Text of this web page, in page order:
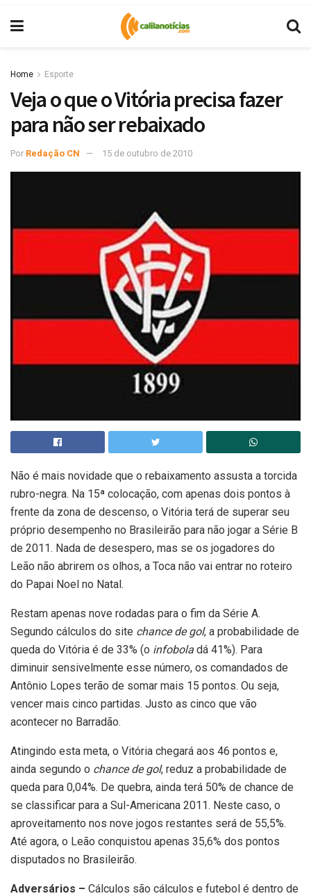
Home Esporte
Veja o que o Vitória precisa fazer
para não ser rebaixado
Por Redação CN 15 de outubro de 2010
Não é mais novidade que o rebaixamento assusta a torcida
rubro-negra. Na 15ª colocação, com apenas dois pontos à
frente da zona de descenso, o Vitória terá de superar seu
próprio desempenho no Brasileirão para não jogar a Série B
de 2011. Nada de desespero, mas se os jogadores do
Leão não abrirem os olhos, a Toca não vai entrar no roteiro
do Papai Noel no Natal.
Restam apenas nove rodadas para o fim da Série A.
Segundo cálculos do site chance de gol, a probabilidade de
queda do Vitória é de 33% (o infobola dá 41%). Para
diminuir sensivelmente esse número, os comandados de
Antônio Lopes terão de somar mais 15 pontos. Ou seja,
vencer mais cinco partidas. Justo as cinco que vão
acontecer no Barradão.
Atingindo esta meta, o Vitória chegará aos 46 pontos e,
ainda segundo o chance de gol, reduz a probabilidade de
queda para 0,04%. De quebra, ainda terá 50% de chance de
se classificar para a Sul-Americana 2011. Neste caso, o
aproveitamento nos nove jogos restantes será de 55,5%.
Até agora, o Leão conquistou apenas 35,6% dos pontos
disputados no Brasileirão.
Adversários – Cálculos são cálculos e futebol é dentro de